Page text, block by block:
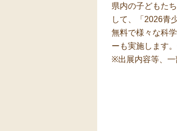
県内の子どもた
して、「2026青
無料で様々な科
ーも実施します
※出展内容等、一